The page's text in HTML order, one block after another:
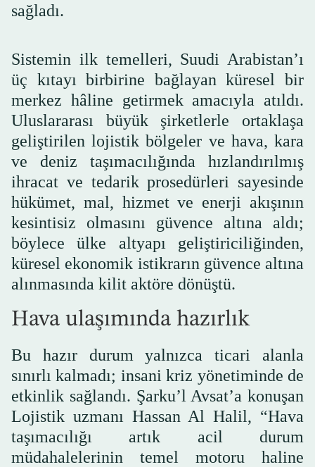
sağladı.
Sistemin ilk temelleri, Suudi Arabistan’ı
üç kıtayı birbirine bağlayan küresel bir
merkez hâline getirmek amacıyla atıldı.
Uluslararası büyük şirketlerle ortaklaşa
geliştirilen lojistik bölgeler ve hava, kara
ve deniz taşımacılığında hızlandırılmış
ihracat ve tedarik prosedürleri sayesinde
hükümet, mal, hizmet ve enerji akışının
kesintisiz olmasını güvence altına aldı;
böylece ülke altyapı geliştiriciliğinden,
küresel ekonomik istikrarın güvence altına
alınmasında kilit aktöre dönüştü.
Hava ulaşımında hazırlık
Bu hazır durum yalnızca ticari alanla
sınırlı kalmadı; insani kriz yönetiminde de
etkinlik sağlandı. Şarku’l Avsat’a konuşan
Lojistik uzmanı Hassan Al Halil, “Hava
taşımacılığı artık acil durum
müdahalelerinin temel motoru haline